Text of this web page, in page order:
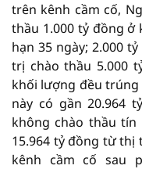
trên kênh cầm cố,
thầu 1.000 tỷ đồng ở
hạn 35 ngày; 2.000
trị chào thầu 5.000
khối lượng đều trúng
này có gần 20.964
không chào thầu tín
15.964 tỷ đồng từ
kênh cầm cố sau